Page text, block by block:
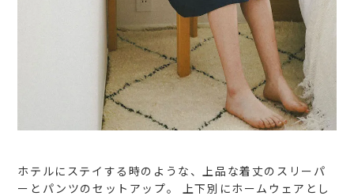
ホテルにステイする時のような、上品な着丈のスリーパ
ーとパンツのセットアップ。
上下別にホームウェアとし